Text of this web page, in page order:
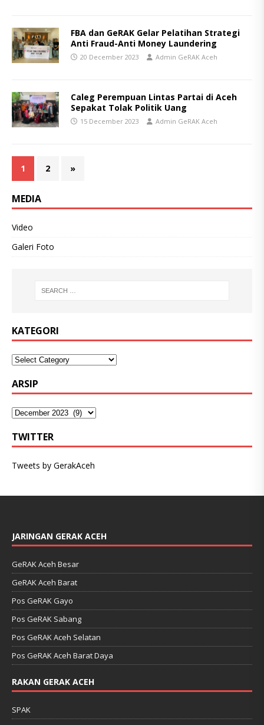
FBA dan GeRAK Gelar Pelatihan Strategi
Anti Fraud-Anti Money Laundering
20 December 2023 Admin GeRAK Aceh
Caleg Perempuan Lintas Partai di Aceh
Sepakat Tolak Politik Uang
15 December 2023 Admin GeRAK Aceh
1 2 »
MEDIA
Video
Galeri Foto
KATEGORI
ARSIP
TWITTER
Tweets by GerakAceh
JARINGAN GERAK ACEH
GeRAK Aceh Besar
GeRAK Aceh Barat
Pos GeRAK Gayo
Pos GeRAK Sabang
Pos GeRAK Aceh Selatan
Pos GeRAK Aceh Barat Daya
RAKAN GERAK ACEH
SPAK